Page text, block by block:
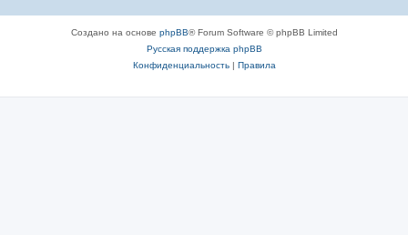
Создано на основе phpBB® Forum Software © phpBB Limited
Русская поддержка phpBB
Конфиденциальность| Правила